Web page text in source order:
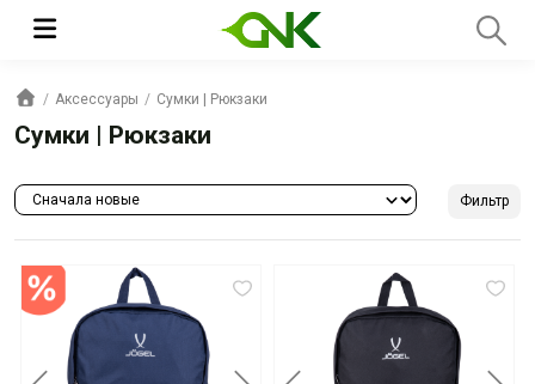
Аксессуары Сумки | Рюкзаки
Сумки | Рюкзаки
Фильтр